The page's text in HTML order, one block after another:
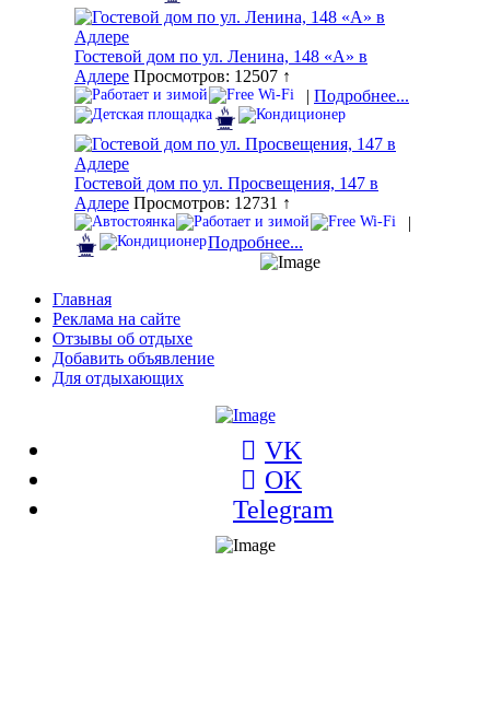
Гостевой дом по ул. Ленина, 148 «А» в
Адлере Просмотров: 12507 ↑
| Подробнее...
Гостевой дом по ул. Просвещения, 147 в
Адлере Просмотров: 12731 ↑
|
Подробнее...
Главная
Реклама на сайте
Отзывы об отдыхе
Добавить объявление
Для отдыхающих
VK
OK
Telegram